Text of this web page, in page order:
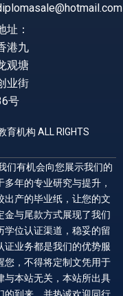
址：
港九
观塘
业街
号
育机构 ALL RIGHTS
们有机会向您展示我们的
年的专业研究与提升，
出产的毕业纸，让您的文
金与尾款方式展现了我们
学位认证渠道，稳妥的留
证业务都是我们的优势服
您，不得将定制文凭用于
与本站无关，本站所出具
的到来，并热诚欢迎同行